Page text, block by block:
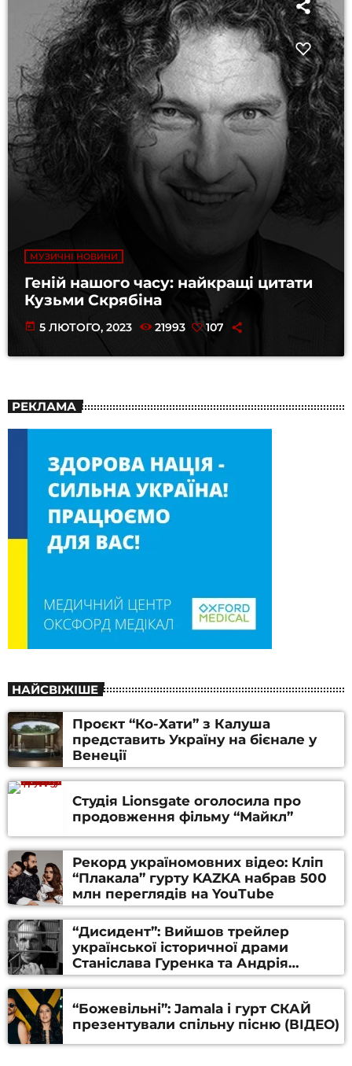
МУЗИЧНІ НОВИНИ
Геній нашого часу: найкращі цитати
Кузьми Скрябіна
today 5 ЛЮТОГО, 2023 21993 107
РЕКЛАМА
НАЙСВІЖІШЕ
Проєкт “Ко-Хати” з Калуша
представить Україну на бієнале у
Венеції
Студія Lionsgate оголосила про
продовження фільму “Майкл”
Рекорд україномовних відео: Кліп
“Плакала” гурту KAZKA набрав 500
млн переглядів на YouTube
“Дисидент”: Вийшов трейлер
української історичної драми
Станіслава Гуренка та Андрія
Алфьорова (ВІДЕО)
“Божевільні”: Jamala і гурт СКАЙ
презентували спільну пісню (ВІДЕО)